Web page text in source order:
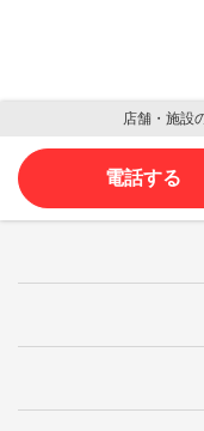
店舗・施設
電話する